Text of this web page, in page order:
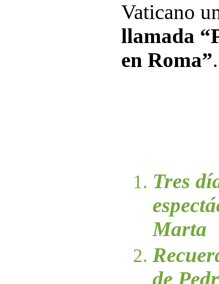
Vaticano
llamada
en Roma”.
Tres
Marta
de